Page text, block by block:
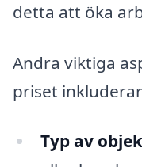
detta att öka
Andra viktiga
priset
Typ av